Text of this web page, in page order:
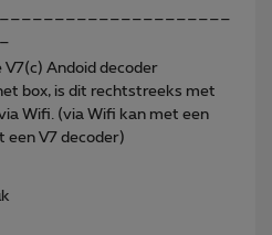
Andoid decoder
box, is dit rechtstreeks met
Wifi. (via Wifi kan met een
een V7 decoder)